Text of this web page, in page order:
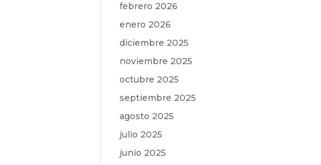
febrero 2026
enero 2026
diciembre 2025
noviembre 2025
octubre 2025
septiembre 2025
agosto 2025
julio 2025
junio 2025